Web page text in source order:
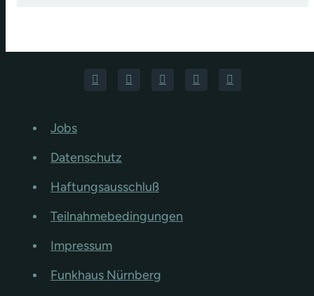
Jobs
Datenschutz
Haftungsausschluß
Teilnahmebedingungen
Impressum
Funkhaus Nürnberg